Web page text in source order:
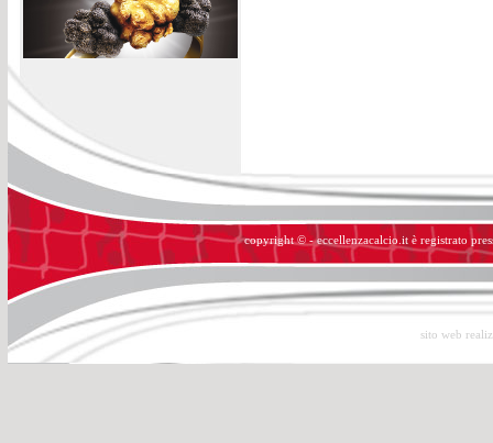
copyright © - eccellenzacalcio.it è registrato
sito web